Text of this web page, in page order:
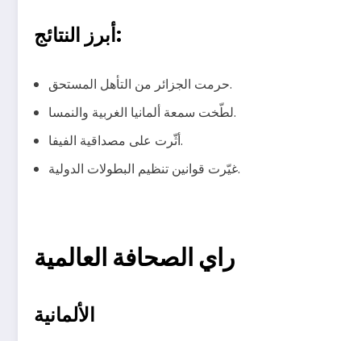
أبرز النتائج:
حرمت الجزائر من التأهل المستحق.
لطّخت سمعة ألمانيا الغربية والنمسا.
أثّرت على مصداقية الفيفا.
غيّرت قوانين تنظيم البطولات الدولية.
راي الصحافة العالمية
الألمانية